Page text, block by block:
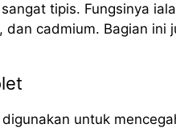
tipis. Fungsinya
cadmium. Bagian ini
untuk